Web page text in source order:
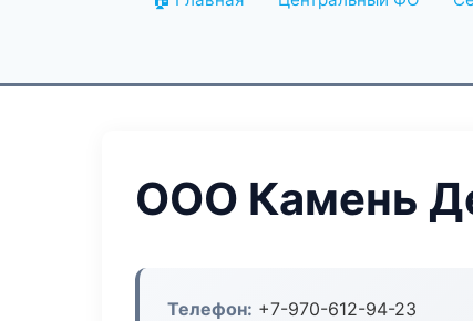
ООО Камень
Телефон: +7-970-612-94-23